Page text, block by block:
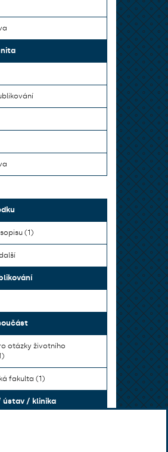
(1)
otázky životního
fakulta (1)
ústav / klinika